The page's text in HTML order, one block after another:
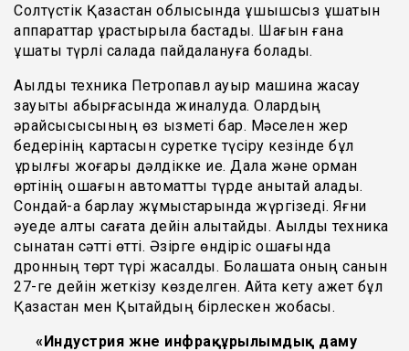
Солтүстік Қазақстан облысында ұшқышсыз ұшатын
аппараттар құрастырыла бастады. Шағын ғана
ұшақты түрлі салада пайдалануға болады.
Ақылды техника Петропавл ауыр машина жасау
зауыты қабырғасында жиналуда. Олардың
әрқайсысысының өз қызметі бар. Мәселен жер
бедерінің картасын суретке түсіру кезінде бұл
құрылғы жоғары дәлдікке ие. Дала және орман
өртінің ошағын автоматты түрде анықтай алады.
Сондай-ақ барлау жұмыстарында жүргізеді. Яғни
әуеде алты сағатқа дейін қалықтайды. Ақылды техника
сынақтан сәтті өтті. Әзірге өндіріс ошағында
дронның төрт түрі жасалды. Болашақта оның санын
27-ге дейін жеткізу көзделген. Айта кету қажет бұл
Қазақстан мен Қытайдың бірлескен жобасы.
«Индустрия және инфрақұрылымдық даму